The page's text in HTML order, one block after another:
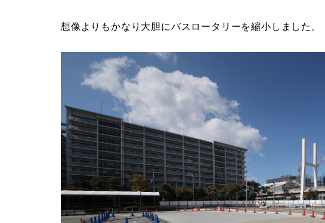
想像よりもかなり大胆にバスロータリーを縮小しました。